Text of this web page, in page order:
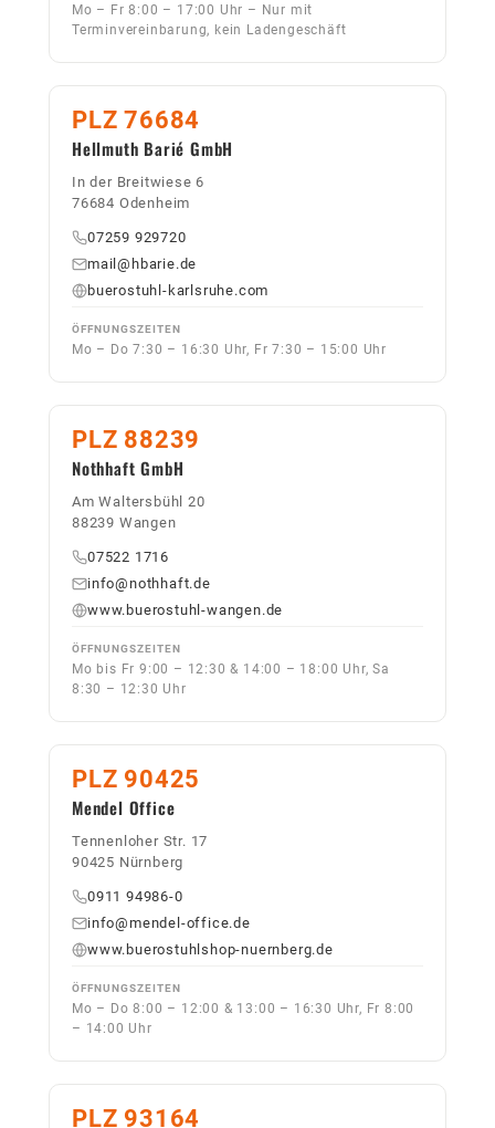
Mo – Fr 8:00 – 17:00 Uhr – Nur mit
Terminvereinbarung, kein Ladengeschäft
PLZ 76684
Hellmuth Barié GmbH
In der Breitwiese 6
76684 Odenheim
07259 929720
mail@hbarie.de
buerostuhl-karlsruhe.com
ÖFFNUNGSZEITEN
Mo – Do 7:30 – 16:30 Uhr, Fr 7:30 – 15:00 Uhr
PLZ 88239
Nothhaft GmbH
Am Waltersbühl 20
88239 Wangen
07522 1716
info@nothhaft.de
www.buerostuhl-wangen.de
ÖFFNUNGSZEITEN
Mo bis Fr 9:00 – 12:30 & 14:00 – 18:00 Uhr, Sa
8:30 – 12:30 Uhr
PLZ 90425
Mendel Office
Tennenloher Str. 17
90425 Nürnberg
0911 94986-0
info@mendel-office.de
www.buerostuhlshop-nuernberg.de
ÖFFNUNGSZEITEN
Mo – Do 8:00 – 12:00 & 13:00 – 16:30 Uhr, Fr 8:00
– 14:00 Uhr
PLZ 93164